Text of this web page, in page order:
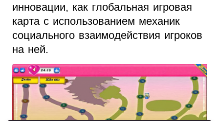
инновации, как глобальная игровая
карта с использованием механик
социального взаимодействия игроков
на ней.